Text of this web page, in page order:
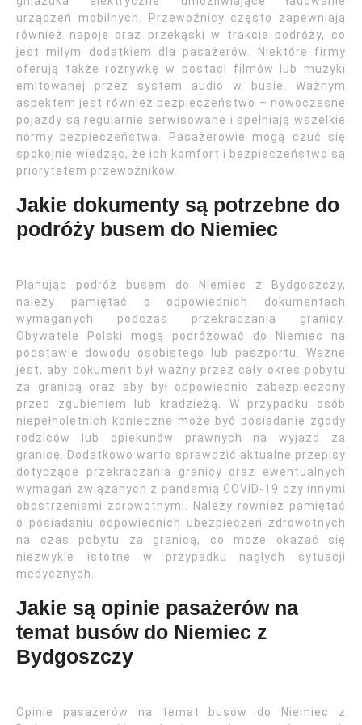
urządzeń mobilnych. Przewoźnicy często zapewniają
również napoje oraz przekąski w trakcie podróży, co
jest miłym dodatkiem dla pasażerów. Niektóre firmy
oferują także rozrywkę w postaci filmów lub muzyki
emitowanej przez system audio w busie. Ważnym
aspektem jest również bezpieczeństwo – nowoczesne
pojazdy są regularnie serwisowane i spełniają wszelkie
normy bezpieczeństwa. Pasażerowie mogą czuć się
spokojnie wiedząc, że ich komfort i bezpieczeństwo są
priorytetem przewoźników.
Jakie dokumenty są potrzebne do
podróży busem do Niemiec
Planując podróż busem do Niemiec z Bydgoszczy,
należy pamiętać o odpowiednich dokumentach
wymaganych podczas przekraczania granicy.
Obywatele Polski mogą podróżować do Niemiec na
podstawie dowodu osobistego lub paszportu. Ważne
jest, aby dokument był ważny przez cały okres pobytu
za granicą oraz aby był odpowiednio zabezpieczony
przed zgubieniem lub kradzieżą. W przypadku osób
niepełnoletnich konieczne może być posiadanie zgody
rodziców lub opiekunów prawnych na wyjazd za
granicę. Dodatkowo warto sprawdzić aktualne przepisy
dotyczące przekraczania granicy oraz ewentualnych
wymagań związanych z pandemią COVID-19 czy innymi
obostrzeniami zdrowotnymi. Należy również pamiętać
o posiadaniu odpowiednich ubezpieczeń zdrowotnych
na czas pobytu za granicą, co może okazać się
niezwykle istotne w przypadku nagłych sytuacji
medycznych.
Jakie są opinie pasażerów na
temat busów do Niemiec z
Bydgoszczy
Opinie pasażerów na temat busów do Niemiec z